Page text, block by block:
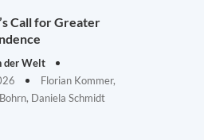
Call for Greater
der Welt
Florian Kommer,
Daniela Schmidt